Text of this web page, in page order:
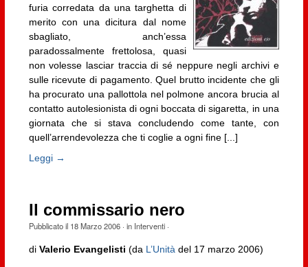
furia corredata da una targhetta di
merito con una dicitura dal nome
sbagliato, anch’essa
paradossalmente frettolosa, quasi
non volesse lasciar traccia di sé neppure negli archivi e
sulle ricevute di pagamento. Quel brutto incidente che gli
ha procurato una pallottola nel polmone ancora brucia al
contatto autolesionista di ogni boccata di sigaretta, in una
giornata che si stava concludendo come tante, con
quell’arrendevolezza che ti coglie a ogni fine [...]
Leggi →
Il commissario nero
Pubblicato il 18 Marzo 2006· in Interventi·
di Valerio Evangelisti (da L’Unità del 17 marzo 2006)